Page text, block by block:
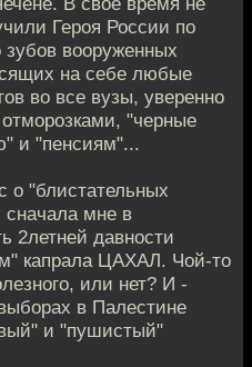
Героя России по
вооруженных
на себе любые
во все вузы, уверенно
"черные
и "пенсиям"...
"блистательных
мне в
2летней давности
капрала ЦАХАЛ. Чой-то
или нет? И -
в Палестине
и "пушистый"